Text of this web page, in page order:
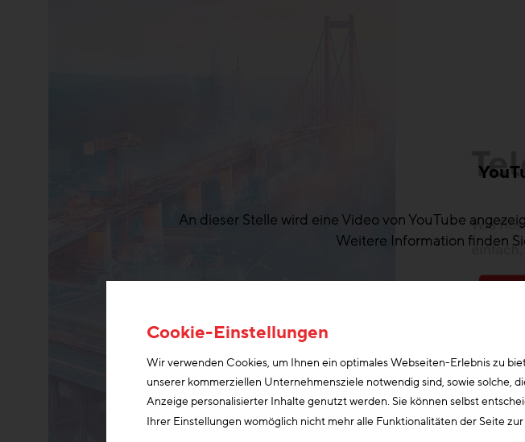
An dieser Stelle wird eine Video von YouTube
Weitere Information finden
Cookie-Einstellungen
Wir verwenden Cookies, um Ihnen ein optimales Webseiten-Erlebnis zu
unserer kommerziellen Unternehmensziele notwendig sind, sowie solche,
Anzeige personalisierter Inhalte genutzt werden. Sie können selbst
Ihrer Einstellungen womöglich nicht mehr alle Funktionalitäten der Seite